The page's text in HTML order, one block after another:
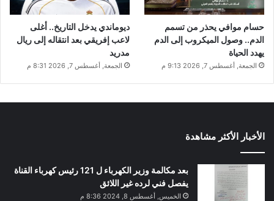
حسام موافي يحذر من تسمم
الدم.. وصول الميكروب إلى الدم
يهدد الحياة
الجمعة, أغسطس 7, 2026 9:13 م
ديوماندي يدخل التاريخ.. أغلى
لاعب إفريقي بعد انتقاله إلى ريال
مدريد
الجمعة, أغسطس 7, 2026 8:31 م
الأخبار الأكثر مشاهدة
بعد مكالمة وزير الكهرباء ل 121 رئيس كهرباء القناة
يفصل فني لرده غير اللائق
الخميس, أغسطس 8, 2024 8:36 م